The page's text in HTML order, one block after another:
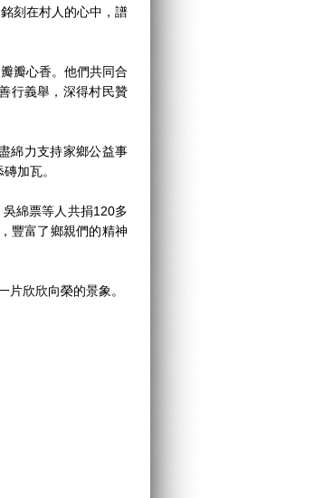
刻在村人的心中，譜
瓣心香。他們共同合
行義舉，深得村民贊
綿力支持家鄉公益事
加瓦。
綿票等人共捐120多
豐富了鄉親們的精神
欣欣向榮的景象。